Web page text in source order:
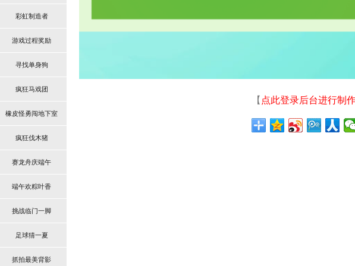
彩虹制造者
游戏过程奖励
寻找单身狗
疯狂马戏团
橡皮怪勇闯地下室
疯狂伐木猪
赛龙舟庆端午
端午欢粽叶香
挑战临门一脚
足球猜一夏
抓拍最美背影
【 点此登录后台进行制